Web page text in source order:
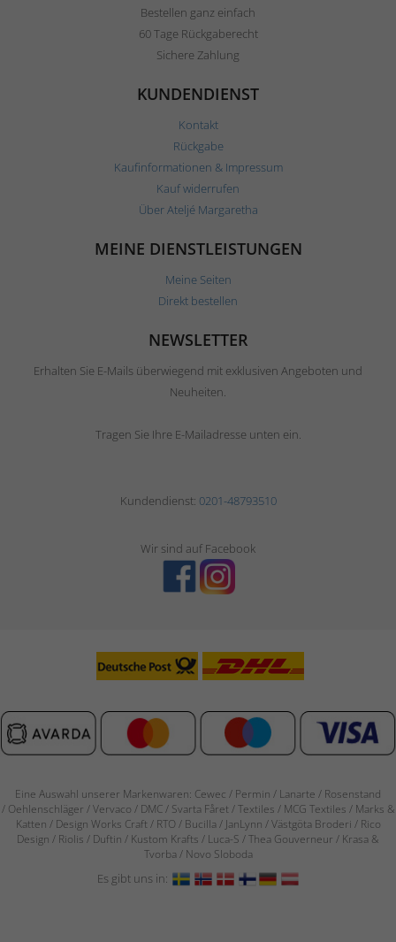
Bestellen ganz einfach
60 Tage Rückgaberecht
Sichere Zahlung
KUNDENDIENST
Kontakt
Rückgabe
Kaufinformationen & Impressum
Kauf widerrufen
Über Ateljé Margaretha
MEINE DIENSTLEISTUNGEN
Meine Seiten
Direkt bestellen
NEWSLETTER
Erhalten Sie E-Mails überwiegend mit exklusiven Angeboten und
Neuheiten.
Tragen Sie Ihre E-Mailadresse unten ein.
Kundendienst: 0201-48793510
Wir sind auf Facebook
Eine Auswahl unserer Markenwaren: Cewec / Permin / Lanarte / Rosenstand
/ Oehlenschläger / Vervaco / DMC / Svarta Fåret / Textiles / MCG Textiles / Marks &
Katten / Design Works Craft / RTO / Bucilla / JanLynn / Västgöta Broderi / Rico
Design / Riolis / Duftin / Kustom Krafts / Luca-S / Thea Gouverneur / Krasa &
Tvorba / Novo Sloboda
Es gibt uns in: